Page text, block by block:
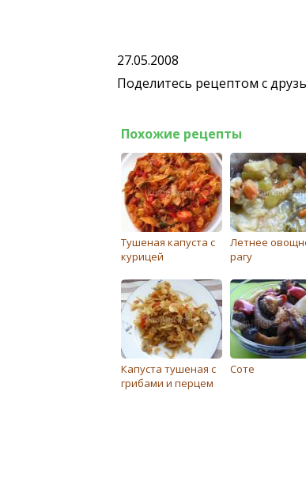
27.05.2008
Поделитесь рецептом с
Похожие рецепты
Тушеная капуста с
курицей
Летнее
рагу
Капуста тушеная с
грибами и перцем
Соте